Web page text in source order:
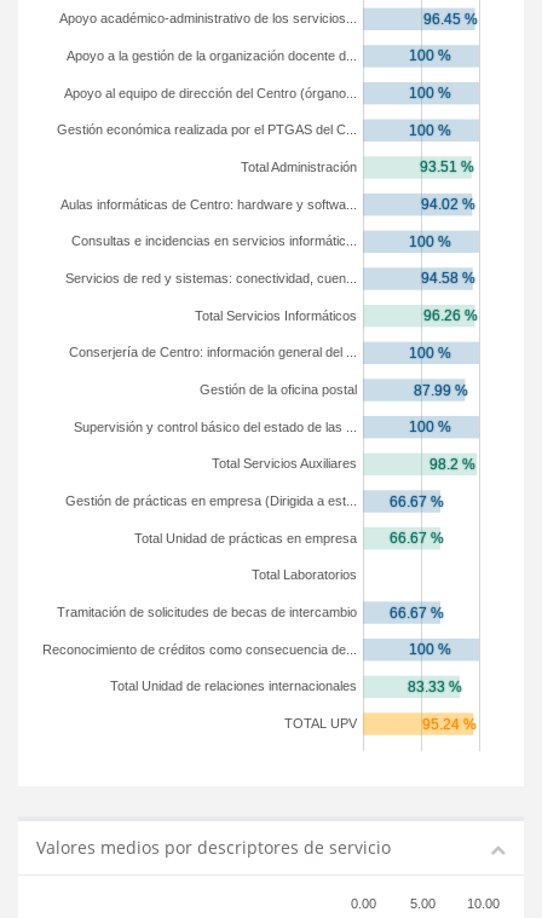
TOTAL UPV
Total Unidad de relaciones internacionales
Reconocimiento de créditos como consecuencia de...
Tramitación de solicitudes de becas de intercambio
Total Laboratorios
Total Unidad de prácticas en empresa
Gestión de prácticas en empresa (Dirigida a est...
Total Servicios Auxiliares
Supervisión y control básico del estado de las ...
Gestión de la oficina postal
Conserjería de Centro: información general del ...
Total Servicios Informáticos
Servicios de red y sistemas: conectividad, cuen...
Consultas e incidencias en servicios informátic...
Aulas informáticas de Centro: hardware y softwa...
Total Administración
Gestión económica realizada por el PTGAS del C...
Apoyo al equipo de dirección del Centro (órgano...
Apoyo a la gestión de la organización docente d...
Apoyo académico-administrativo de los servicios...
Valores medios por descriptores de servicio
0.00 5.00 10.00